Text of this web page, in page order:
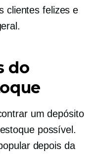
clientes felizes e
do
um depósito
possível.
depois da